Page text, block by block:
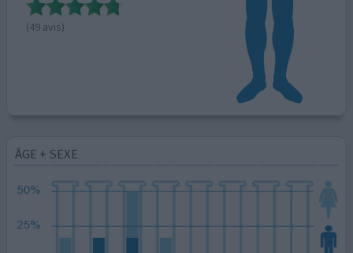
(49 avis)
ÂGE + SEXE